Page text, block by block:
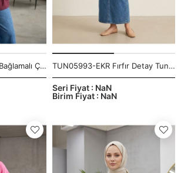
TUN05991-BRD Yan Bağlamalı Çilek Tunik-Bordo TUN05993-EKR Fırfır Detay Tunik-Ekru
Birim Fiyat : NaN
Seri Fiyat : NaN